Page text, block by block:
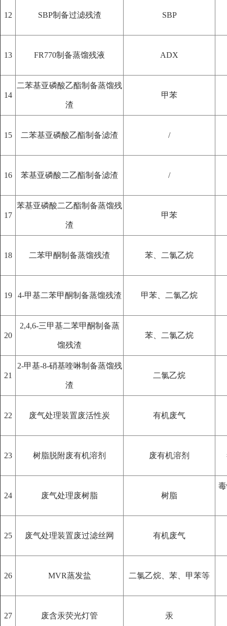
12 SBP制备过滤残渣 SBP
13 FR770制备蒸馏残液 ADX
14
二苯基亚磷酸乙酯制备蒸馏残
渣
甲苯
15 二苯基亚磷酸乙酯制备滤渣 /
16 苯基亚磷酸二乙酯制备滤渣 /
17
苯基亚磷酸二乙酯制备蒸馏残
渣
甲苯
18 二苯甲酮制备蒸馏残渣 苯、二氯乙烷
19 4-甲基二苯甲酮制备蒸馏残渣 甲苯、二氯乙烷
20
2,4,6-三甲基二苯甲酮制备蒸
馏残渣
苯、二氯乙烷
21
2-甲基-8-硝基喹啉制备蒸馏残
渣
二氯乙烷
22 废气处理装置废活性炭 有机废气
23 树脂脱附废有机溶剂 废有机溶剂
24 废气处理废树脂 树脂
25 废气处理装置废过滤丝网 有机废气
26 MVR蒸发盐 二氯乙烷、苯、甲苯等
27 废含汞荧光灯管 汞